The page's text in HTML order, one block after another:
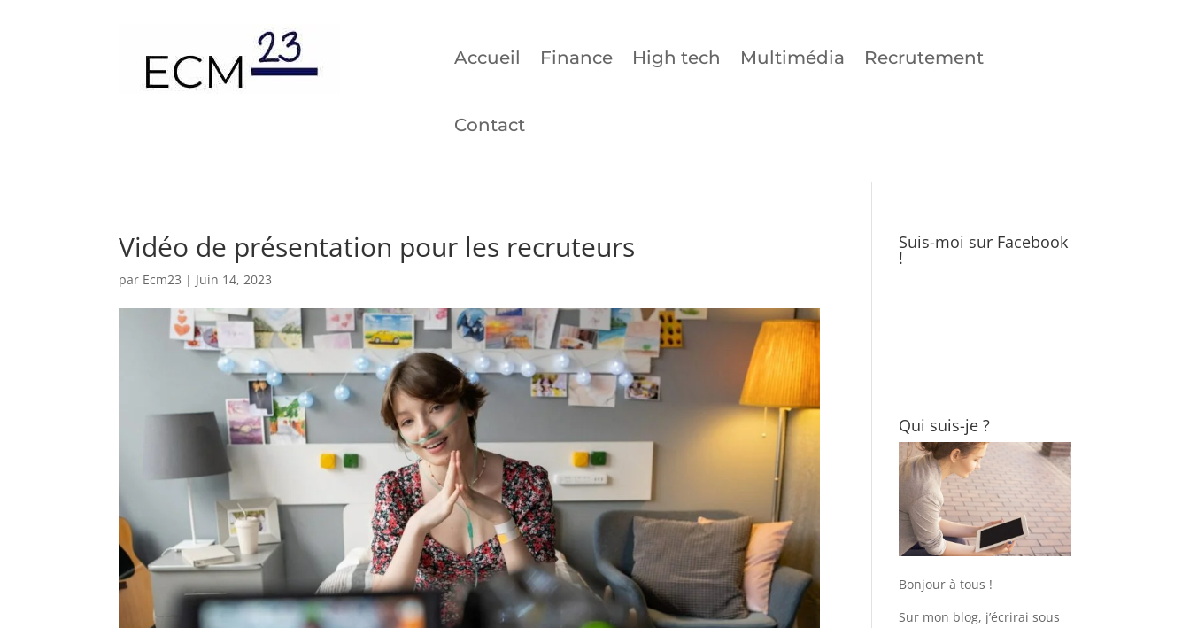
Accueil Finance High tech Multimédia Recrutement
Contact
Vidéo de présentation pour les recruteurs
par Ecm23 | Juin 14, 2023
Suis-moi sur Facebook
!
Qui suis-je ?
Bonjour à tous !
Sur mon blog, j’écrirai sous